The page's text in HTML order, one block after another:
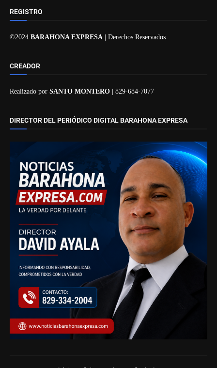
REGISTRO
©2024 BARAHONA EXPRESA | Derechos Reservados
CREADOR
Realizado por SANTO MONTERO | 829-684-7077
DIRECTOR DEL PERIÓDICO DIGITAL BARAHONA EXPRESA